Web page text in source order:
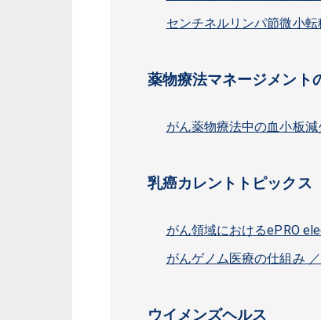
センチネルリンパ節微小
薬物療法マネージメント
がん薬物療法中の血小板
乳癌カレントトピックス
がん領域におけるePRO
がんゲノム医療の仕組み
ウイメンズヘルス